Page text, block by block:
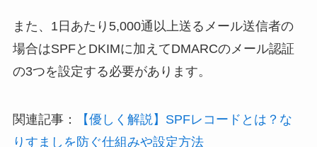
また、1日あたり5,000通以上送るメール送信者の
場合はSPFとDKIMに加えてDMARCのメール認証
の3つを設定する必要があります。
関連記事：
【優しく解説】SPFレコードとは？な
りすましを防ぐ仕組みや設定方法